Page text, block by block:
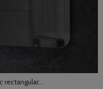
rectangular...